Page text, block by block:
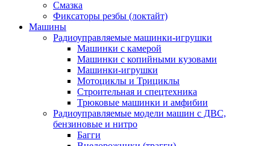
Смазка
Фиксаторы резбы (локтайт)
Машины
Радиоуправляемые машинки-игрушки
Машинки с камерой
Машинки с копийными кузовами
Машинки-игрушки
Мотоциклы и Трициклы
Строительная и спецтехника
Трюковые машинки и амфибии
Радиоуправляемые модели машин с ДВС,
бензиновые и нитро
Багги